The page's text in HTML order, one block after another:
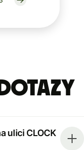
ulici CLOCK